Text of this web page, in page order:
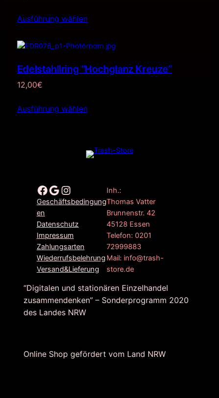
Ausführung wählen
Edelstahllring “Hochglanz Kreuze”
12,00€
Ausführung wählen
Facebook Google Instagram
Geschäftsbedingung
en
Datenschutz
Impressum
Zahlungsarten
Wiederrufsbelehrung
Versand&Lieferung
Inh.:
Thomas Vatter
Brunnenstr. 42
45128 Essen
Telefon: 0201
72999883
Mail: info@trash-
store.de
“Digitalen und stationären Einzelhandel
zusammendenken” – Sonderprogramm 2020
des Landes NRW
Online Shop gefördert vom Land NRW